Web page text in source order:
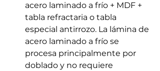
acero laminado a frío + MDF +
tabla refractaria o tabla
especial antirrozo. La lámina de
acero laminado a frío se
procesa principalmente por
doblado y no requiere